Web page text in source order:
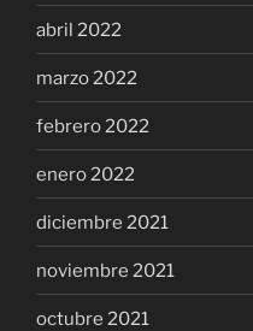
abril 2022
marzo 2022
febrero 2022
enero 2022
diciembre 2021
noviembre 2021
octubre 2021